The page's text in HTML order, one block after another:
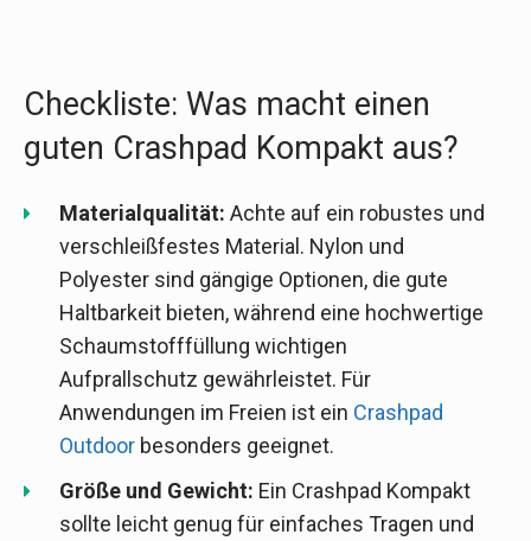
Checkliste: Was macht einen
guten Crashpad Kompakt aus?
Materialqualität: Achte auf ein robustes und
verschleißfestes Material. Nylon und
Polyester sind gängige Optionen, die gute
Haltbarkeit bieten, während eine hochwertige
Schaumstofffüllung wichtigen
Aufprallschutz gewährleistet. Für
Anwendungen im Freien ist ein Crashpad
Outdoor besonders geeignet.
Größe und Gewicht: Ein Crashpad Kompakt
sollte leicht genug für einfaches Tragen und